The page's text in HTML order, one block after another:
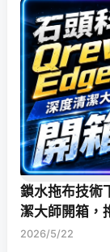
鎖水拖布技術
潔大師開箱，
2026/5/22